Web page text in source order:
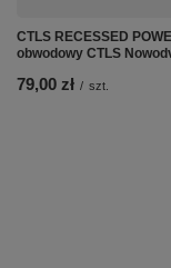
CTLS RECESSED
obwodowy CTLS
79,00 zł / szt.